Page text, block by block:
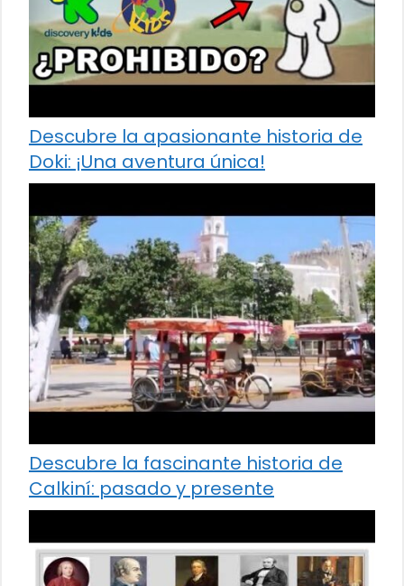
Descubre la apasionante historia de
Doki: ¡Una aventura única!
Descubre la fascinante historia de
Calkiní: pasado y presente